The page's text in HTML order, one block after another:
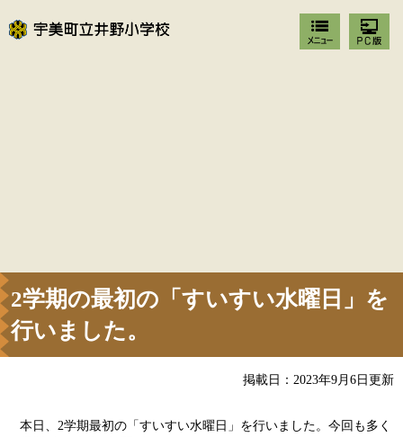
2学期の最初の「すいすい水曜日」を
行いました。
掲載日：2023年9月6日更新
本日、2学期最初の「すいすい水曜日」を行いました。今回も多く